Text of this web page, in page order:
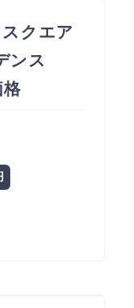
クエア
ンス
格